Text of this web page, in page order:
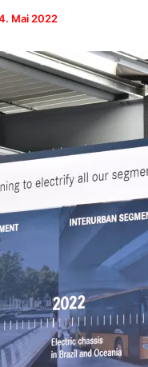
Mai 2022